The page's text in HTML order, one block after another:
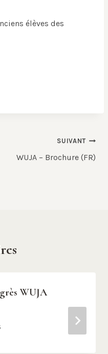
élèves des
SUIVANT
WUJA – Brochure (FR)
WUJA